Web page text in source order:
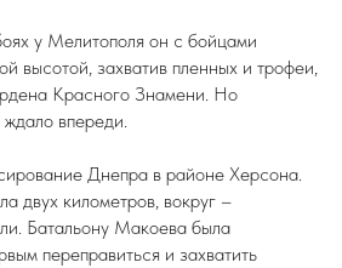
у Мелитополя он с бойцами
высотой, захватив пленных и трофеи,
Красного Знамени. Но
впереди.
Днепра в районе Херсона.
двух километров, вокруг –
Батальону Макоева была
переправиться и захватить